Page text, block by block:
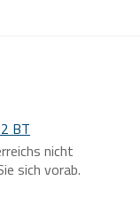
BT
nicht
sich vorab.